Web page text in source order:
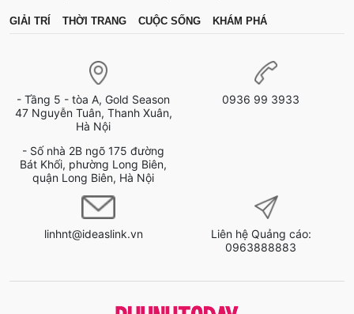
GIẢI TRÍ THỜI TRANG CUỘC SỐNG KHÁM PHÁ
- Tầng 5 - tòa A, Gold Season
47 Nguyễn Tuân, Thanh Xuân,
Hà Nội
- Số nhà 2B ngõ 175 đường
Bát Khối, phường Long Biên,
quận Long Biên, Hà Nội
0936 99 3933
linhnt@ideaslink.vn
Liên hệ Quảng cáo:
0963888883